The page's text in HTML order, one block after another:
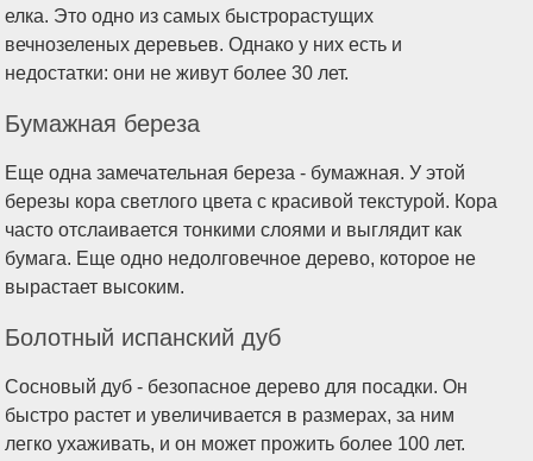
елка. Это одно из самых быстрорастущих
вечнозеленых деревьев. Однако у них есть и
недостатки: они не живут более 30 лет.
Бумажная береза
Еще одна замечательная береза - бумажная. У этой
березы кора светлого цвета с красивой текстурой. Кора
часто отслаивается тонкими слоями и выглядит как
бумага. Еще одно недолговечное дерево, которое не
вырастает высоким.
Болотный испанский дуб
Сосновый дуб - безопасное дерево для посадки. Он
быстро растет и увеличивается в размерах, за ним
легко ухаживать, и он может прожить более 100 лет.